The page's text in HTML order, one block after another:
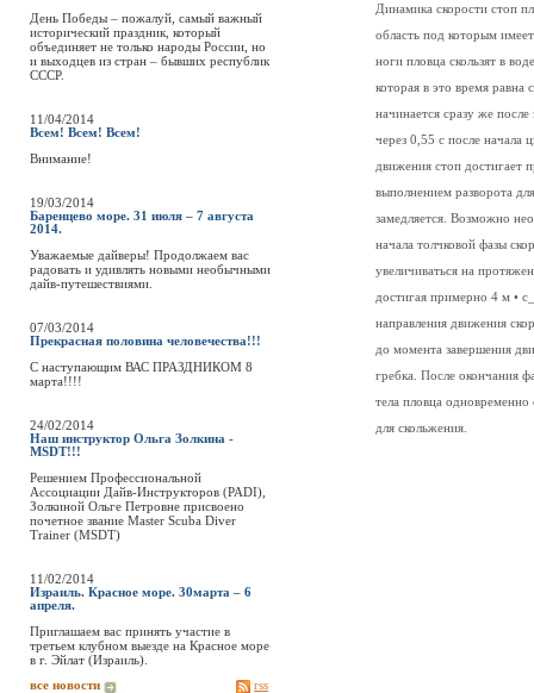
День Победы – пожалуй, самый важный
исторический праздник, который
объединяет не только народы России, но
и выходцев из стран – бывших республик
СССР.
11/04/2014
Всем! Всем! Всем!
Внимание!
19/03/2014
Баренцево море. 31 июля – 7 августа
2014.
Уважаемые дайверы! Продолжаем вас
радовать и удивлять новыми необычными
дайв-путешествиями.
07/03/2014
Прекрасная половина человечества!!!
C наступающим ВАС ПРАЗДНИКОМ 8
марта!!!!
24/02/2014
Наш инструктор Ольга Золкина -
MSDT!!!
Решением Профессиональной
Ассоциации Дайв-Инструкторов (PADI),
Золкиной Ольге Петровне присвоено
почетное звание Master Scuba Diver
Trainer (MSDT)
11/02/2014
Израиль. Красное море. 30марта – 6
апреля.
Приглашаем вас принять участие в
третьем клубном выезде на Красное море
в г. Эйлат (Израиль).
все новости rss
Динамика скорости стоп
область под которым
ноги пловца скользят в
которая в это время
начинается сразу же
через 0,55 с после начала
движения стоп достигает
выполнением разворота
замедляется. Возможно
начала толчковой фазы
увеличиваться на
достигая примерно 4 м •
направления движения
до момента завершения
гребка. После окончания
тела пловца
для скольжения.